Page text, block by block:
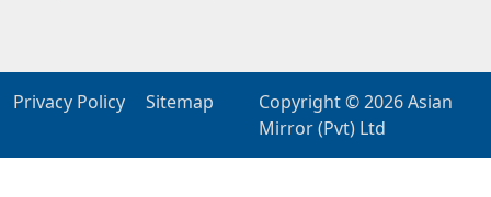
Privacy Policy Sitemap Copyright © 2026Asian
Mirror (Pvt) Ltd